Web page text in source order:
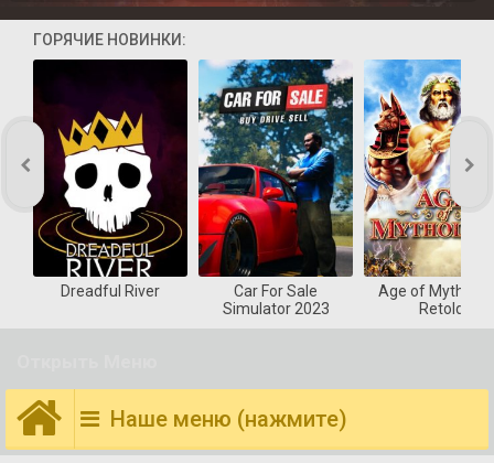
ГОРЯЧИЕ НОВИНКИ:
Dreadful River
Car For Sale
Simulator 2023
Age of
Retold
Наше меню (нажмите)